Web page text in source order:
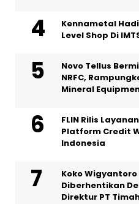
Kennametal
Level Shop Di
Novo Tellus
NRFC,
Mineral
FLIN Rilis
Platform Credit
Indonesia
Koko
Diberhentikan
Direktur PT